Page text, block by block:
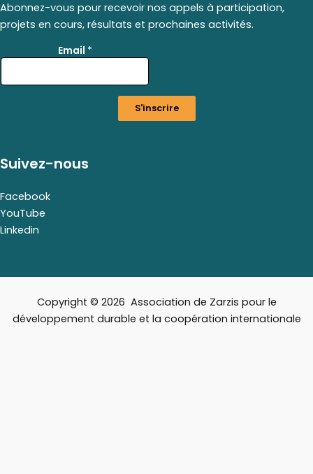
Abonnez-vous pour recevoir nos appels à participation,
projets en cours, résultats et prochaines activités.
l
*
E
Email *
S'inscrire
Suivez-nous
Facebook
YouTube
Linkedin
Copyright © 2026 Association de Zarzis pour le
développement durable et la coopération internationale